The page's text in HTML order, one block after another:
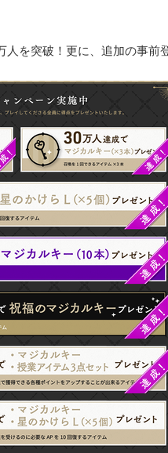
を突破！更に、追加の事前